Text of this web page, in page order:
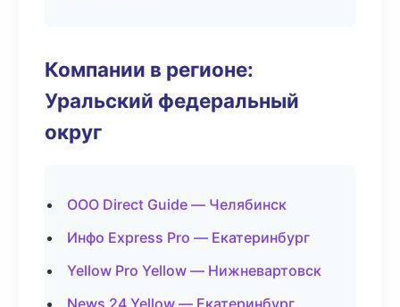
Компании в регионе:
Уральский федеральный
округ
ООО Direct Guide — Челябинск
Инфо Express Pro — Екатеринбург
Yellow Pro Yellow — Нижневартовск
News 24 Yellow — Екатеринбург